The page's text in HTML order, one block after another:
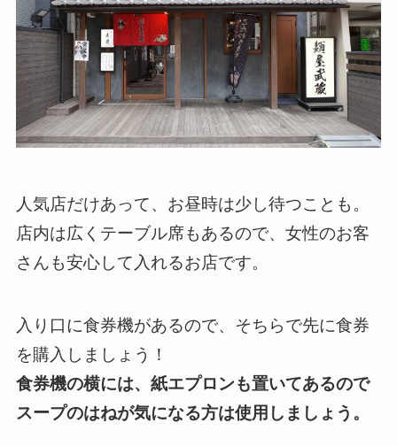
人気店だけあって、お昼時は少し待つことも。
店内は広くテーブル席もあるので、女性のお客
さんも安心して入れるお店です。
入り口に食券機があるので、そちらで先に食券
を購入しましょう！
食券機の横には、紙エプロンも置いてあるので
スープのはねが気になる方は使用しましょう。